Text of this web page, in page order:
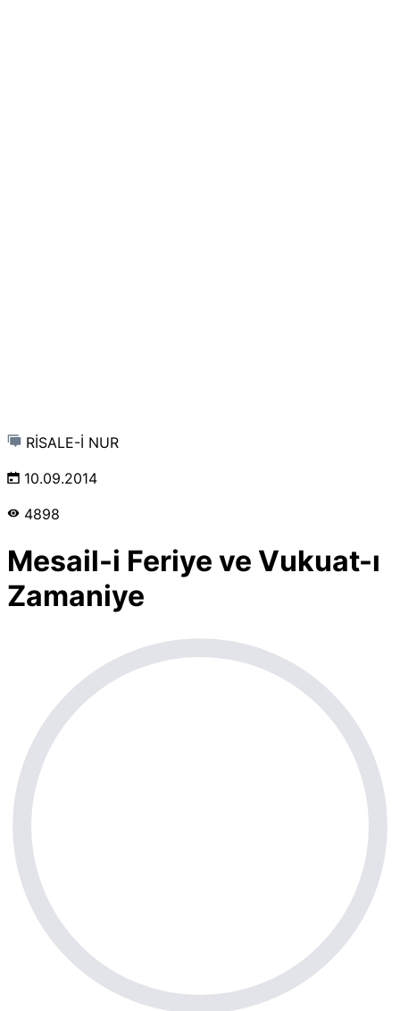
RİSALE-İ NUR
10.09.2014
4898
Mesail-i Feriye ve Vukuat-ı
Zamaniye